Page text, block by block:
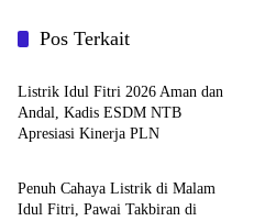
Pos Terkait
Berita Utama
Listrik Idul Fitri 2026 Aman dan
Andal, Kadis ESDM NTB
Apresiasi Kinerja PLN
Berita Utama
Penuh Cahaya Listrik di Malam
Idul Fitri, Pawai Takbiran di